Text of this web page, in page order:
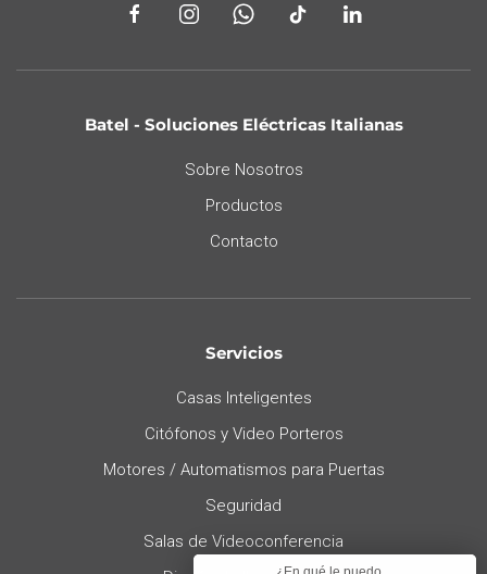
Batel - Soluciones Eléctricas Italianas
Sobre Nosotros
Productos
Contacto
Servicios
Casas Inteligentes
Citófonos y Video Porteros
Motores / Automatismos para Puertas
Seguridad
Salas de Videoconferencia